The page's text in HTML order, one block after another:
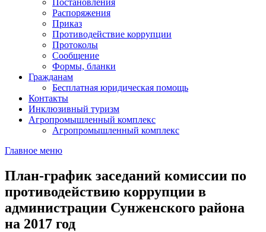
Постановления
Распоряжения
Приказ
Противодействие коррупции
Протоколы
Сообщение
Формы, бланки
Гражданам
Бесплатная юридическая помощь
Контакты
Инклюзивный туризм
Агропромышленный комплекс
Агропромышленный комплекс
Главное меню
План-график заседаний комиссии по
противодействию коррупции в
администрации Сунженского района
на 2017 год